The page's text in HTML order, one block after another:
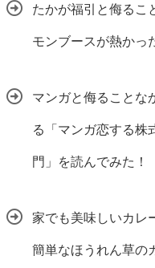
たかが福引と侮るこ
モンブースが熱かっ
マンガと侮ることな
る「マンガ恋する株
門」を読んでみた！
家でも美味しいカレ
簡単なほうれん草の